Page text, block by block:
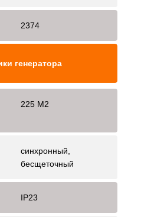
2374
генератора
225 M2
синхронный,
бесщеточный
IP23